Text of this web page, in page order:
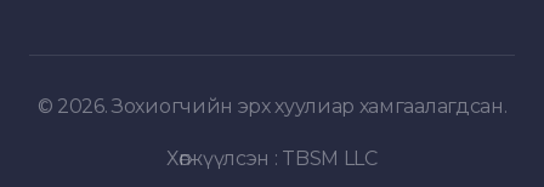
© 2026. Зохиогчийн эрх хуулиар хамгаалагдсан.
Хөгжүүлсэн : TBSM LLC